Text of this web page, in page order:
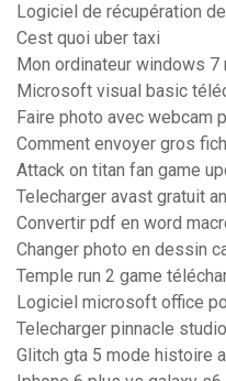
Logiciel de récupération
Cest quoi uber taxi
Mon ordinateur windows
Microsoft visual basic
Faire photo avec webcam
Comment envoyer gros
Attack on titan fan game
Telecharger avast gratuit
Convertir pdf en word
Changer photo en dessin
Temple run 2 game
Logiciel microsoft office
Telecharger pinnacle
Glitch gta 5 mode histoire